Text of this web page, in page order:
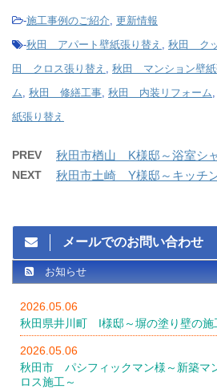
-施工事例のご紹介 更新情報
-秋田 アパート壁紙張り替え 秋田 クッ
田 クロス張り替え
秋田 マンション壁紙
ム 秋田 修繕工事 秋田 内装リフォーム
紙張り替え
PREV 秋田市楢山 K様邸～浴室シ
NEXT 秋田市土崎 Y様邸～キッチ
メールでのお問い合わせ
お知らせ
2026.05.06
秋田県井川町 I様邸～塀の塗り壁の
2026.05.06
秋田市 パシフィックマン様～新築マ
ロス施工～